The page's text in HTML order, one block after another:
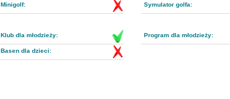
Minigolf: Symulator golfa:
Klub dla młodzieży: Program dla młodzieży:
Basen dla dzieci: